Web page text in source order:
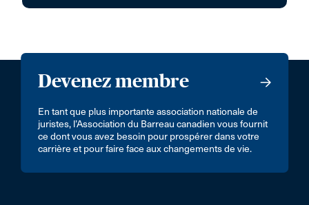
Devenez membre
En tant que plus importante association nationale de
juristes, l’Association du Barreau canadien vous fournit
ce dont vous avez besoin pour prospérer dans votre
carrière et pour faire face aux changements de vie.